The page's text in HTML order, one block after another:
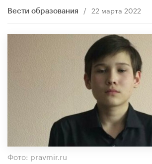
Вести образования / 22 марта 2022
Фото: pravmir.ru